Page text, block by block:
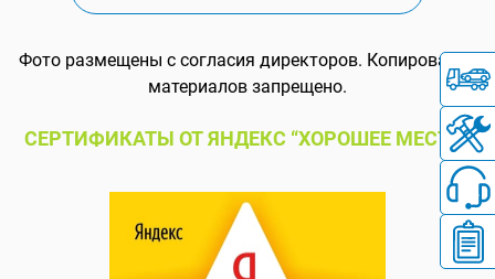
Фото размещены с согласия директоров. Копирование
материалов запрещено.
СЕРТИФИКАТЫ ОТ ЯНДЕКС “ХОРОШЕЕ МЕСТО”